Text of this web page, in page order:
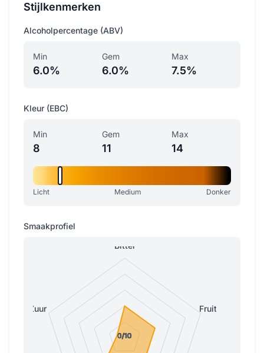
Stijlkenmerken
Alcoholpercentage (ABV)
Min
6.0%
Gem
6.0%
Max
7.5%
Kleur (EBC)
Min
8
Gem
11
Max
14
Licht Medium Donker
Smaakprofiel
Bitter
Fruitig
Zuur
0/10
0/10
0/10
1/10
0/10